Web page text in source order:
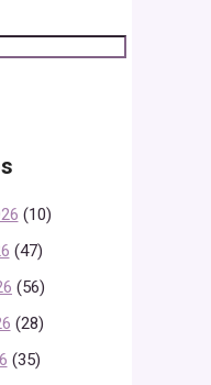
(10)
(47)
(56)
(28)
(35)